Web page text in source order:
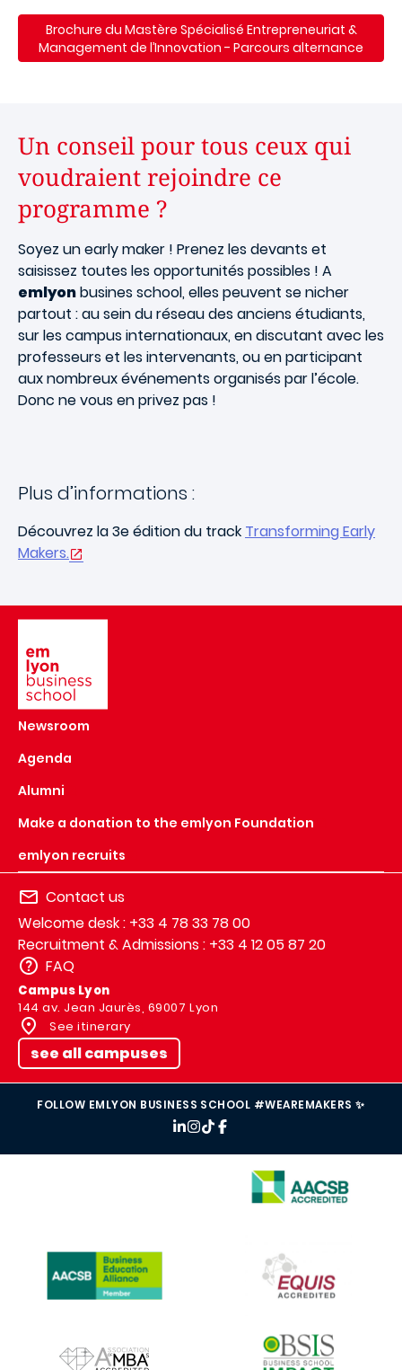
Brochure du Mastère Spécialisé Entrepreneuriat &
Management de l’Innovation - Parcours alternance
Un conseil pour tous ceux qui
voudraient rejoindre ce
programme ?
Soyez un early maker ! Prenez les devants et
saisissez toutes les opportunités possibles ! A
emlyonbusines school, elles peuvent se nicher
partout : au sein du réseau des anciens étudiants,
sur les campus internationaux, en discutant avec les
professeurs et les intervenants, ou en participant
aux nombreux événements organisés par l’école.
Donc ne vous en privez pas !
Plus d’informations :
Découvrez la 3e édition du track Transforming Early
Makers.
Newsroom
Agenda
Alumni
Make a donation to the emlyon Foundation
emlyon recruits
Contact us
Welcome desk : +33 4 78 33 78 00
Recruitment & Admissions : +33 4 12 05 87 20
FAQ
Campus Lyon
144 av. Jean Jaurès, 69007 Lyon
See itinerary
see all campuses
FOLLOW EMLYON BUSINESS SCHOOL #WEAREMAKERS ✨
IMAGE
IMAGE